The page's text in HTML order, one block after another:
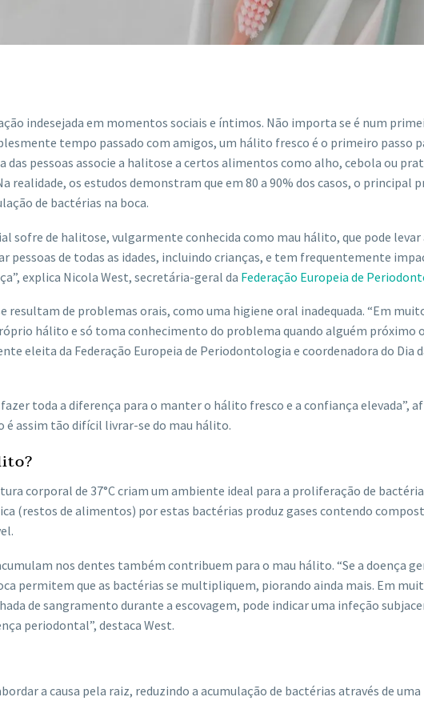
indesejada em momentos sociais e íntimos. Não importa se é num
tempo passado com amigos, um hálito fresco é o primeiro passo
das pessoas associe a halitose a certos alimentos como alho, cebola ou
realidade, os estudos demonstram que em 80 a 90% dos casos, o principal
de bactérias na boca.
sofre de halitose, vulgarmente conhecida como mau hálito, que pode levar
pessoas de todas as idades, incluindo crianças, e tem frequentemente
explica Nicola West, secretária-geral da Federação Europeia de
resultam de problemas orais, como uma higiene oral inadequada. “Em
hálito e só toma conhecimento do problema quando alguém próximo
eleita da Federação Europeia de Periodontologia e coordenadora do Dia
toda a diferença para o manter o hálito fresco e a confiança elevada”,
é assim tão difícil livrar-se do mau hálito.
corporal de 37°C criam um ambiente ideal para a proliferação de
(restos de alimentos) por estas bactérias produz gases contendo
nos dentes também contribuem para o mau hálito. “Se a doença
permitem que as bactérias se multipliquem, piorando ainda mais. Em
de sangramento durante a escovagem, pode indicar uma infeção
periodontal”, destaca West.
a causa pela raiz, reduzindo a acumulação de bactérias através de